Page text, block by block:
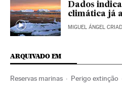
Dados
climática já
MIGUEL ÁNGEL
ARQUIVADO EM
Reservas marinas Perigo extinção